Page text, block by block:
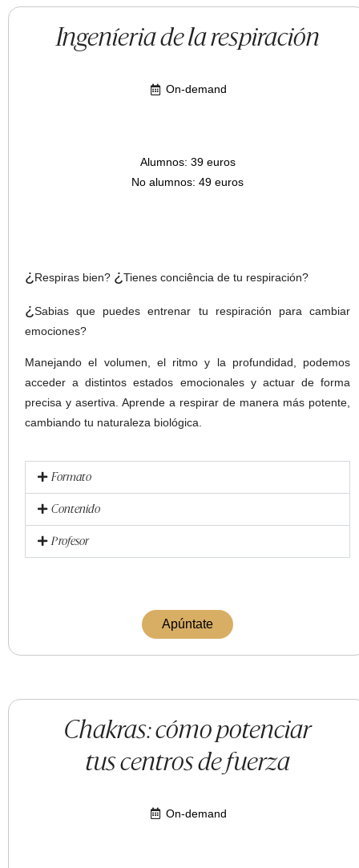
Ingeníeria de la respiración
On-demand
Alumnos: 39 euros
No alumnos: 49 euros
¿Respiras bien? ¿Tienes conciência de tu respiración?
¿ Sabias que puedes entrenar tu respiración para cambiar
emociones?
Manejando el volumen, el ritmo y la profundidad, podemos
acceder a distintos estados emocionales y actuar de forma
precisa y asertiva. Aprende a respirar de manera más potente,
cambiando tu naturaleza biológica.
Formato
Contenido
Profesor
Apúntate
Chakras: cómo potenciar
tus centros de fuerza
On-demand